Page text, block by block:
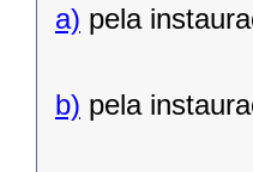
a) pela
b) pela